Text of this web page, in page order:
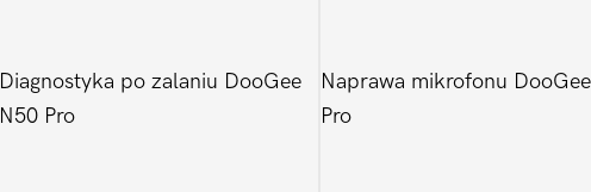
Diagnostyka po zalaniu DooGee
N50 Pro
Naprawa mikrofonu
Pro